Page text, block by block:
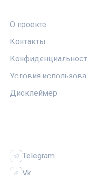
О проекте
Контакты
Условия
Дисклеймер
Telegram
Vk